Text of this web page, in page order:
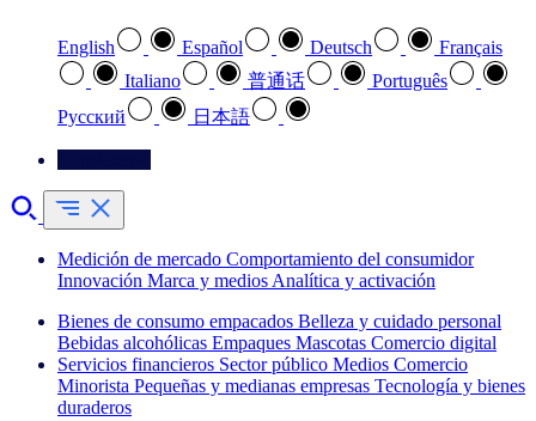
English Español Deutsch
Français
Italiano
普通话
Português
Pусский
日本語
Medición de mercado Comportamiento del consumidor
Innovación Marca y medios Analítica y activación
Bienes de consumo empacados Belleza y cuidado personal
Bebidas alcohólicas Empaques Mascotas Comercio digital
Servicios financieros Sector público Medios Comercio
Minorista Pequeñas y medianas empresas Tecnología y bienes
duraderos